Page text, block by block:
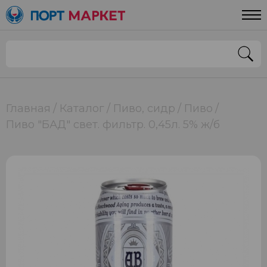
Главная Каталог Пиво, сидр
Пиво
Пиво "БАД" свет. фильтр. 0,45л. 5% ж/б